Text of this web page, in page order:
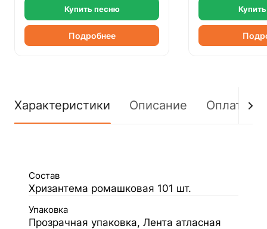
Купить песню
Подробнее
Характеристики Описание Оплата
Состав
Хризантема ромашковая 101 шт.
Упаковка
Прозрачная упаковка, Лента атласная